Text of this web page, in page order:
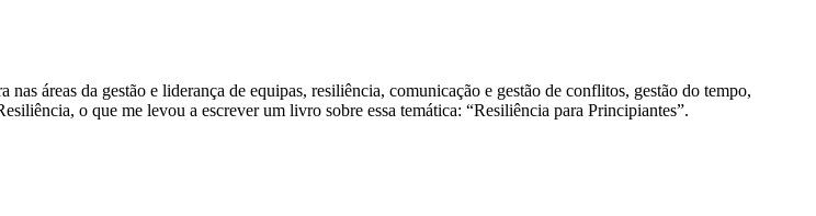
áreas da gestão e liderança de equipas, resiliência, comunicação e gestão de conflitos, gestão do tempo,
o que me levou a escrever um livro sobre essa temática: “Resiliência para Principiantes”.